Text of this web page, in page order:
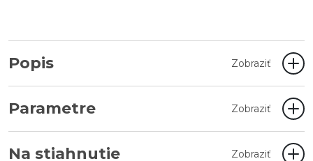
Popis Zobraziť
Parametre Zobraziť
Na stiahnutie Zobraziť